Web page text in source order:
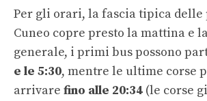
Per gli orari, la fascia tipica delle
Cuneo copre presto la mattina e
generale, i primi bus possono
e le 5:30, mentre le ultime corse
arrivare fino alle 20:34 (le corse